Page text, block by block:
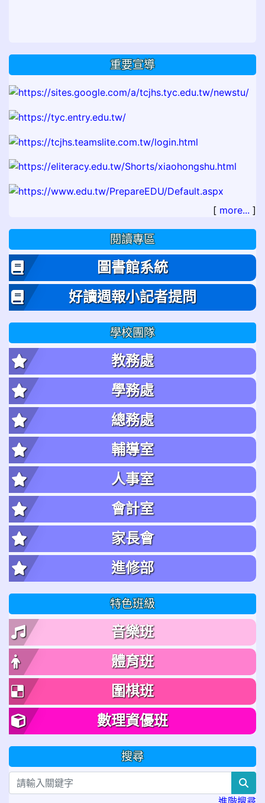
重要宣導
[ more... ]
閱讀專區
圖書館系統
好讀週報小記者提問
學校團隊
教務處
學務處
總務處
輔導室
人事室
會計室
家長會
進修部
特色班級
音樂班
體育班
圍棋班
數理資優班
搜尋